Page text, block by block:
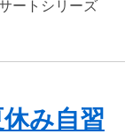
ートシリーズ
休み自習